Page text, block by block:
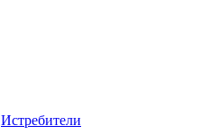
Истребители